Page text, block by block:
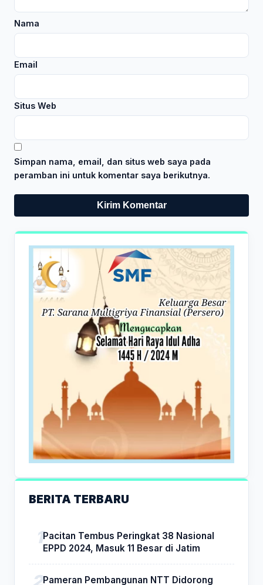
Nama
Email
Situs Web
Simpan nama, email, dan situs web saya pada
peramban ini untuk komentar saya berikutnya.
BERITA TERBARU
Pacitan Tembus Peringkat 38 Nasional
EPPD 2024, Masuk 11 Besar di Jatim
Pameran Pembangunan NTT Didorong